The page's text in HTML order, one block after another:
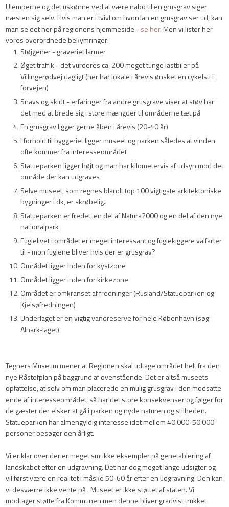
Ulemperne og det uskønne ved at være nabo til en grusgrav siger
næsten sig selv. Hvis man er i tvivl om hvordan en grusgrav ser ud, kan
man se det her på regionens hjemmeside -se her. ​Men vi lister her
vores overordnede bekymringer:
Støjgener - graveriet larmer
Øget traffik - det vurderes ca. 200 meget tunge lastbiler på
Villingerødvej dagligt (her har lokale i årevis ønsket en cykelsti i
forvejen)
Snavs og skidt - erfaringer fra andre grusgrave viser at støv har
det med at brede sig i store mængder til områderne tæt på
En grusgrav ligger gerne åben i årevis (20-40 år)
I forhold til byggeriet ligger museet og parken således at vinden
ofte kommer fra interesseområdet
Statueparken ligger højt og man har kilometervis af udsyn mod det
område der kan udgraves
Selve museet, som regnes blandt top 100 vigtigste arkitektoniske
bygninger i dk, er skrøbelig.
Statueparken er fredet, en del af Natura2000 og en del af den nye
nationalpark
Fuglelivet i området er meget interessant og fuglekiggere valfarter
til - mon fuglene bliver hvis der er grusgrav?
Området ligger inden for kystzone
Området ligger inden for kirkezone
Området er omkranset af fredninger (Rusland/Statueparken og
Kjelsøfredningen)
Underlaget er en vigtig vandreserve for hele København (søg
Alnark-laget)
Tegners Museum mener at Regionen skal udtage området helt fra den
nye Råstofplan på baggrund af ovenstående. Det er altså museets
opfattelse, at selv om man placerede en mulig grusgrav i den modsatte
ende af interesseområdet, så har det store konsekvenser og følger for
de gæster der elsker at gå i parken og nyde naturen og stilheden.
Statueparken har almengyldig interesse idet mellem 40.000-50.000
personer besøger den årligt.
Vi er klar over der er meget smukke eksempler på genetablering af
landskabet efter en udgravning. Det har dog meget lange udsigter og
vil først være en realitet i måske 50-60 år efter en udgravning. Den kan
vi desværre ikke vente på . Museet er ikke støttet af staten. Vi
modtager støtte fra Kommunen men denne bliver gradvist trukket